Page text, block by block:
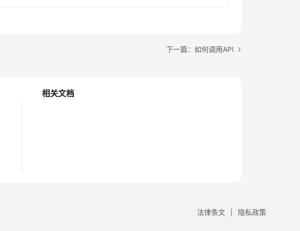
下一篇：如何调用API
相关文档
法律条文 隐私政策